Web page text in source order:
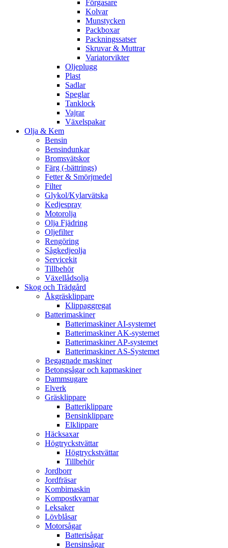
Förgasare
Kolvar
Munstycken
Packboxar
Packningssatser
Skruvar & Muttrar
Variatorvikter
Oljeplugg
Plast
Sadlar
Speglar
Tanklock
Vajrar
Växelspakar
Olja & Kem
Bensin
Bensindunkar
Bromsvätskor
Färg (-bättrings)
Fetter & Smörjmedel
Filter
Glykol/Kylarvätska
Kedjespray
Motorolja
Olja Fjädring
Oljefilter
Rengöring
Sågkedjeolja
Servicekit
Tillbehör
Växellådsolja
Skog och Trädgård
Åkgräsklippare
Klippaggregat
Batterimaskiner
Batterimaskiner AI-systemet
Batterimaskiner AK-systemet
Batterimaskiner AP-systemet
Batterimaskiner AS-Systemet
Begagnade maskiner
Betongsågar och kapmaskiner
Dammsugare
Elverk
Gräsklippare
Batteriklippare
Bensinklippare
Elklippare
Häcksaxar
Högtryckstvättar
Högtryckstvättar
Tillbehör
Jordborr
Jordfräsar
Kombimaskin
Kompostkvarnar
Leksaker
Lövblåsar
Motorsågar
Batterisågar
Bensinsågar